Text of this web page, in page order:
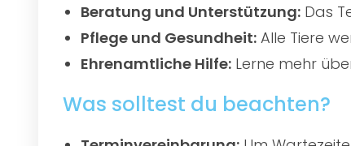
Beratung und Unterstützung: Das
Pflege und Gesundheit: Alle Tiere
Ehrenamtliche Hilfe: Lerne mehr
Was solltest du beachten?